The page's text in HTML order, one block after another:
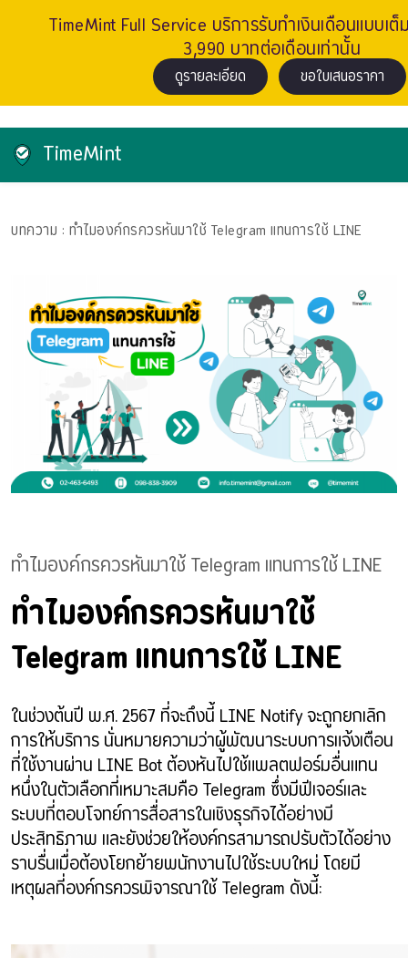
TimeMint Full Service บริการรับทำเงินเดือนแบบเ
3,990 บาทต่อเดือนเท่านั้น
ดูรายละเอียด ขอใบเสนอราคา
TimeMint
บทความ : ทำไมองค์กรควรหันมาใช้ Telegram แทนการใช้ LINE
ทำไมองค์กรควรหันมาใช้ Telegram แทนการใช้ LINE
ทำไมองค์กรควรหันมาใช้
Telegram แทนการใช้ LINE
ในช่วงต้นปี พ.ศ. 2567 ที่จะถึงนี้ LINE Notify จะถูกยกเลิก
การให้บริการ นั่นหมายความว่าผู้พัฒนาระบบการแจ้งเตือน
ที่ใช้งานผ่าน LINE Bot ต้องหันไปใช้แพลตฟอร์มอื่นแทน
หนึ่งในตัวเลือกที่เหมาะสมคือ Telegram ซึ่งมีฟีเจอร์และ
ระบบที่ตอบโจทย์การสื่อสารในเชิงธุรกิจได้อย่างมี
ประสิทธิภาพ และยังช่วยให้องค์กรสามารถปรับตัวได้อย่าง
ราบรื่นเมื่อต้องโยกย้ายพนักงานไปใช้ระบบใหม่ โดยมี
เหตุผลที่องค์กรควรพิจารณาใช้ Telegram ดังนี้: